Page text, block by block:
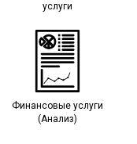
услуги
Финансовые услуги
(Анализ)